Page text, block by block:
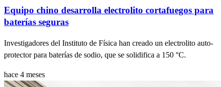
Equipo chino desarrolla electrolito cortafuegos para
baterías seguras
Investigadores del Instituto de Física han creado un electrolito auto-
protector para baterías de sodio, que se solidifica a 150 °C.
hace 4 meses